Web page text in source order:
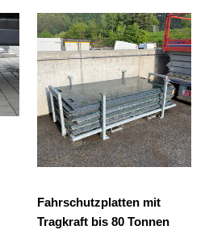
Fahrschutzplatten
mit
Tragkraft
bis
80
Tonnen
mieten
Fahrschutzplatten mit
Tragkraft bis 80 Tonnen